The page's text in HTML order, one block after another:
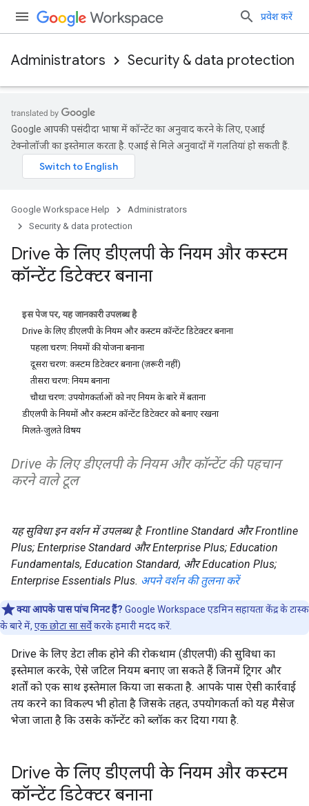
प्रवेश करें
Administrators Security & data protection
Google आपकी पसंदीदा भाषा में कॉन्टेंट का अनुवाद करने के लिए, एआई
टेक्नोलॉजी का इस्तेमाल करता है. एआई से मिले अनुवादों में गलतियां हो सकती हैं.
Google Workspace Help
Administrators
Security & data protection
Drive के लिए डीएलपी के नियम और कस्टम
कॉन्टेंट डिटेक्टर बनाना
इस पेज पर, यह जानकारी उपलब्ध है
Drive के लिए डीएलपी के नियम और कस्टम कॉन्टेंट डिटेक्टर बनाना
पहला चरण: नियमों की योजना बनाना
दूसरा चरण: कस्टम डिटेक्टर बनाना (ज़रूरी नहीं)
तीसरा चरण: नियम बनाना
चौथा चरण: उपयोगकर्ताओं को नए नियम के बारे में बताना
डीएलपी के नियमों और कस्टम कॉन्टेंट डिटेक्टर को बनाए रखना
मिलते-जुलते विषय
Drive के लिए डीएलपी के नियम और कॉन्टेंट की पहचान
करने वाले टूल
यह सुविधा इन वर्शन में उपलब्ध है: Frontline Standard और Frontline
Plus; Enterprise Standard और Enterprise Plus; Education
Fundamentals, Education Standard, और Education Plus;
Enterprise Essentials Plus. अपने वर्शन की तुलना करें
क्या आपके पास पांच मिनट हैं? Google Workspace एडमिन सहायता केंद्र के टास्क
के बारे में, एक छोटा सा सर्वेकरके हमारी मदद करें.
Drive के लिए डेटा लीक होने की रोकथाम (डीएलपी) की सुविधा का
इस्तेमाल करके, ऐसे जटिल नियम बनाए जा सकते हैं जिनमें ट्रिगर और
शर्तों को एक साथ इस्तेमाल किया जा सकता है. आपके पास ऐसी कार्रवाई
तय करने का विकल्प भी होता है जिसके तहत, उपयोगकर्ता को यह मैसेज
भेजा जाता है कि उसके कॉन्टेंट को ब्लॉक कर दिया गया है.
Drive के लिए डीएलपी के नियम और कस्टम
कॉन्टेंट डिटेक्टर बनाना